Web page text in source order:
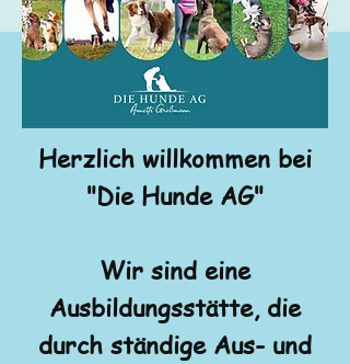
Herzlich willkommen bei
"Die Hunde AG"
Wir sind eine
Ausbildungsstätte, die
durch ständige Aus- und